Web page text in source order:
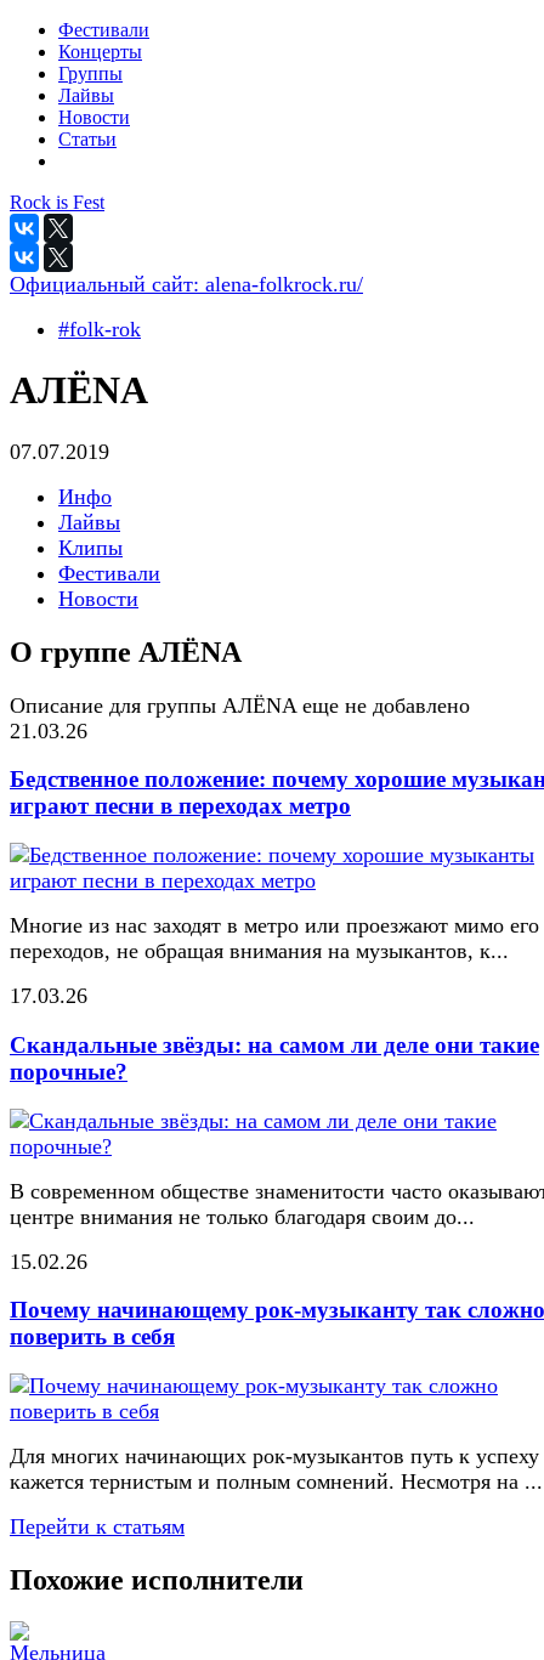
Фестивали
Концерты
Группы
Лайвы
Новости
Статьи
Rock is Fest
Официальный сайт: alena-folkrock.ru/
#folk-rok
АЛЁNA
07.07.2019
Инфо
Лайвы
Клипы
Фестивали
Новости
О группе АЛЁNA
Описание для группы АЛЁNA еще не добавлено
21.03.26
Бедственное положение: почему хорошие
играют песни в переходах метро
Многие из нас заходят в метро или проезжают мимо его
переходов, не обращая внимания на музыкантов, к...
17.03.26
Скандальные звёзды: на самом ли деле они такие
порочные?
В современном обществе знаменитости часто
центре внимания не только благодаря своим до...
15.02.26
Почему начинающему рок-музыканту так сложно
поверить в себя
Для многих начинающих рок-музыкантов путь к успеху
кажется тернистым и полным сомнений. Несмотря на ...
Перейти к статьям
Похожие исполнители